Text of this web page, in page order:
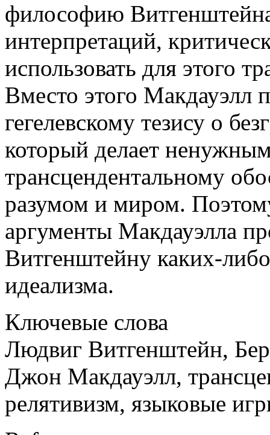
философию
интерпретаций,
использовать для этого
Вместо этого Макдауэлл
гегелевскому тезису о
который делает
трансцендентальному
разумом и миром.
аргументы Макдауэлла
Витгенштейну каких-
идеализма.
Ключевые слова
Людвиг Витгенштейн,
Джон Макдауэлл,
релятивизм, языковые